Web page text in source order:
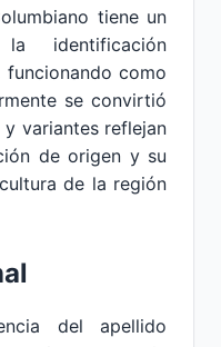
tiene un
identificación
como
se convirtió
variantes reflejan
de origen y su
de la región
del apellido